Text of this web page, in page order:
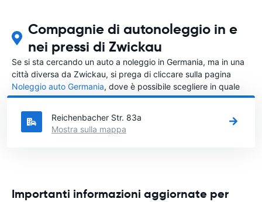
Compagnie di autonoleggio in e
nei pressi di Zwickau
Se si sta cercando un auto a noleggio in Germania, ma in una
città diversa da Zwickau, si prega di cliccare sulla pagina
Noleggio auto Germania, dove è possibile scegliere in quale
città in Germania si vuole noleggiare l'auto.
Reichenbacher Str. 83a
Mostra sulla mappa
Importanti informazioni aggiornate per